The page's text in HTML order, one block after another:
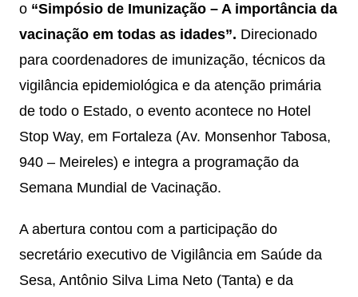
o “Simpósio de Imunização – A importância da
vacinação em todas as idades”. Direcionado
para coordenadores de imunização, técnicos da
vigilância epidemiológica e da atenção primária
de todo o Estado, o evento acontece no Hotel
Stop Way, em Fortaleza (Av. Monsenhor Tabosa,
940 – Meireles) e integra a programação da
Semana Mundial de Vacinação.
A abertura contou com a participação do
secretário executivo de Vigilância em Saúde da
Sesa, Antônio Silva Lima Neto (Tanta) e da